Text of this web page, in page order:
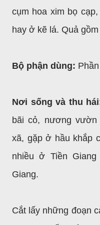
cụm hoa xim bọ
hay ở kẽ lá. Quả
Bộ phận dùng:
Nơi sống và thu
bãi cỏ, nương vườn
xã, gặp ở hầu khắp
nhiều ở Tiền
Giang.
Cắt lấy những đoạn